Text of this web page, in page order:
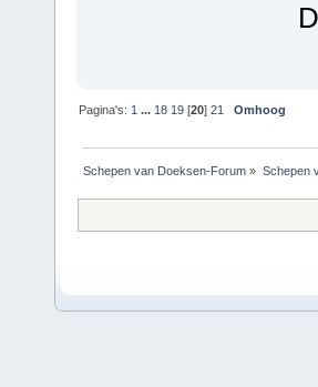
Pagina's: 1 ... 18 19 [20]21 Omhoog
Schepen van Doeksen-Forum » Schepen